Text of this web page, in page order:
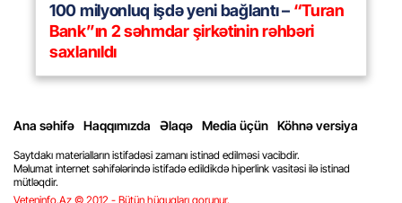
100 milyonluq işdə yeni bağlantı –“Turan
Bank”ın 2 səhmdar şirkətinin rəhbəri
saxlanıldı
Ana səhifə Haqqımızda Əlaqə Media üçün Köhnə versiya
Saytdakı materialların istifadəsi zamanı istinad edilməsi vacibdir.
Məlumat internet səhifələrində istifadə edildikdə hiperlink vasitəsi ilə istinad
mütləqdir.
Veteninfo.Az © 2012 - Bütün hüquqları qorunur.